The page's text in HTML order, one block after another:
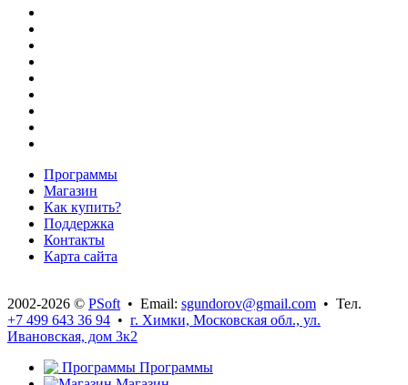
Программы
Магазин
Как купить?
Поддержка
Контакты
Карта сайта
2002-2026 © PSoft • Email: sgundorov@gmail.com • Тел.
+7 499 643 36 94 • г. Химки, Московская обл., ул.
Ивановская, дом 3к2
Программы